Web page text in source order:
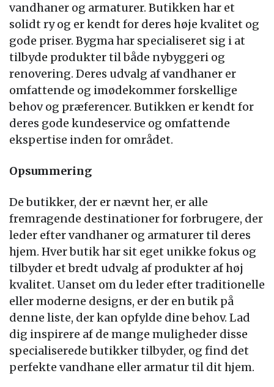
vandhaner og armaturer. Butikken har et
solidt ry og er kendt for deres høje kvalitet og
gode priser. Bygma har specialiseret sig i at
tilbyde produkter til både nybyggeri og
renovering. Deres udvalg af vandhaner er
omfattende og imødekommer forskellige
behov og præferencer. Butikken er kendt for
deres gode kundeservice og omfattende
ekspertise inden for området.
Opsummering
De butikker, der er nævnt her, er alle
fremragende destinationer for forbrugere, der
leder efter vandhaner og armaturer til deres
hjem. Hver butik har sit eget unikke fokus og
tilbyder et bredt udvalg af produkter af høj
kvalitet. Uanset om du leder efter traditionelle
eller moderne designs, er der en butik på
denne liste, der kan opfylde dine behov. Lad
dig inspirere af de mange muligheder disse
specialiserede butikker tilbyder, og find det
perfekte vandhane eller armatur til dit hjem.